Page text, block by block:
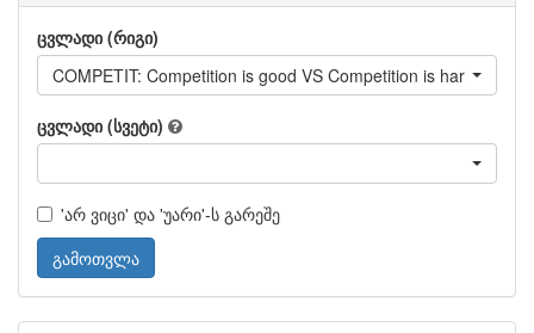
ცვლადი (რიგი)
COMPETIT: Competition is good VS Competition is harmful
ცვლადი (სვეტი)
'არ ვიცი' და 'უარი'-ს გარეშე
გამოთვლა